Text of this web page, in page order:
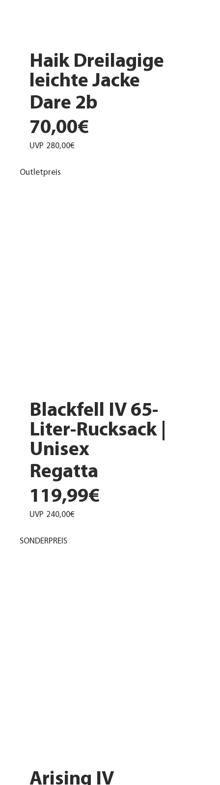
Haik Dreilagige
leichte Jacke
Dare 2b
70,00€
UVP 280,00€
Blackfell IV 65-
Liter-Rucksack |
Unisex
Regatta
119,99€
UVP 240,00€
Outletpreis
Arising IV
SONDERPREIS